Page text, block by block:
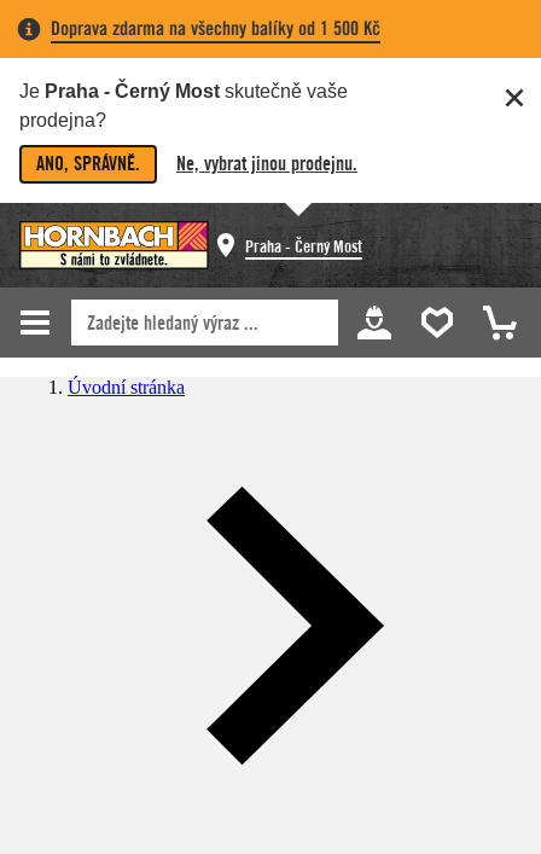
Doprava zdarma na všechny balíky od 1 500 Kč
Je Praha - Černý Most skutečně vaše
prodejna?
ANO, SPRÁVNĚ. Ne, vybrat jinou prodejnu.
Praha - Černý Most
Úvodní stránka